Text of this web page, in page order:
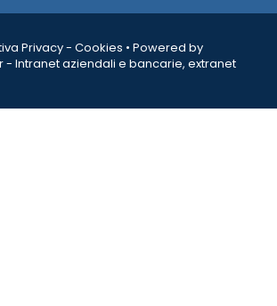
Privacy- Cookies • Powered by
- Intranet aziendali e bancarie, extranet